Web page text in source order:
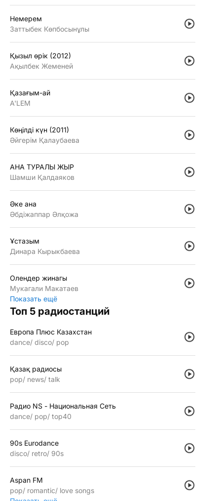
Немерем
Заттыбек Көпбосынұлы
Қызыл өрiк (2012)
Ақылбек Жеменей
Қазағым-ай
A'LEM
Көңiлдi күн (2011)
Әйгерiм Қалаубаева
АНА ТУРАЛЫ ЖЫР
Шамши Қалдаяков
Әке ана
Әбдiжаппар Әлқожа
Ұстазым
Динара Кырыкбаева
Олендер жинагы
Мукагали Макатаев
Показать ещё
Топ 5 радиостанций
Европа Плюс Казахстан
dance disco pop
Қазақ радиосы
pop
news talk
Радио NS - Национальная Сеть
dance pop top40
90s Eurodance
disco retro 90s
Aspan FM
pop
romantic
love songs